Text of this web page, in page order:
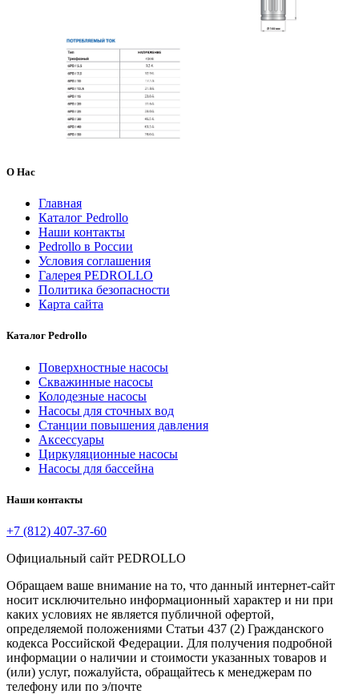
О Нас
Главная
Каталог Pedrollo
Наши контакты
Pedrollo в России
Условия соглашения
Галерея PEDROLLO
Политика безопасности
Карта сайта
Каталог Pedrollo
Поверхностные насосы
Скважинные насосы
Колодезные насосы
Насосы для сточных вод
Станции повышения давления
Аксессуары
Циркуляционные насосы
Насосы для бассейна
Наши контакты
+7 (812) 407-37-60
Официальный сайт PEDROLLO
Обращаем ваше внимание на то, что данный интернет-сайт
носит исключительно информационный характер и ни при
каких условиях не является публичной офертой,
определяемой положениями Статьи 437 (2) Гражданского
кодекса Российской Федерации. Для получения подробной
информации о наличии и стоимости указанных товаров и
(или) услуг, пожалуйста, обращайтесь к менеджерам по
телефону или по э/почте